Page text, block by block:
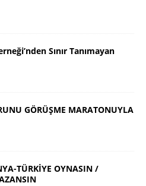
Sınır Tanımayan
GÖRÜŞME MARATONUYLA
TÜRKİYE OYNASIN /